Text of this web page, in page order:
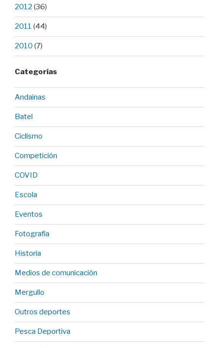
2012 (36)
2011 (44)
2010 (7)
Categorías
Andainas
Batel
Ciclismo
Competición
COVID
Escola
Eventos
Fotografía
Historia
Medios de comunicación
Mergullo
Outros deportes
Pesca Deportiva